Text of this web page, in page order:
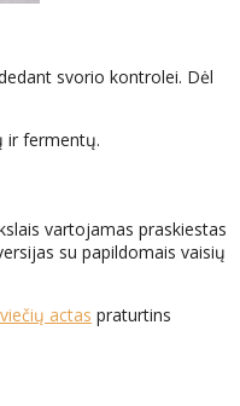
svorio kontrolei. Dėl
ir fermentų.
vartojamas praskiestas
su papildomais vaisių
actas praturtins